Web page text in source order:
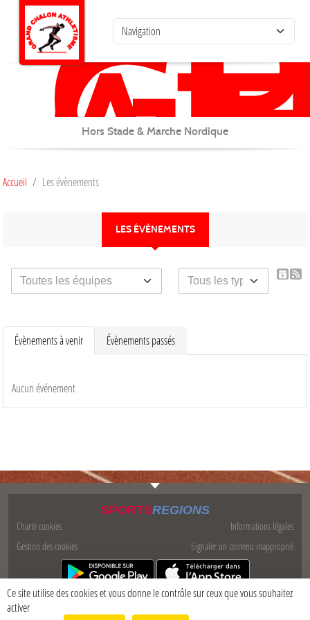
Hors Stade & Marche Nordique
Accueil Les évènements
LES ÉVÈNEMENTS
Évènements à venir Évènements passés
Aucun événement
SPORTSREGIONS
Charte cookies
Gestion des cookies
Informations légales
Signaler un contenu inapproprié
Panneau de gestion des cookies
Ce site utilise des cookies et vous donne le contrôle sur ceux que vous souhaitez
activer